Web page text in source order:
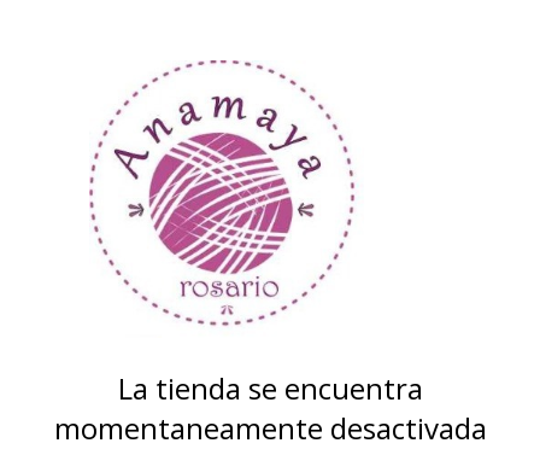
La tienda se encuentra
momentaneamente desactivada